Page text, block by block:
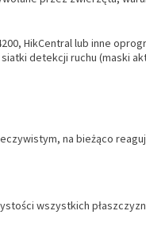
HikCentral lub inne
detekcji ruchu (maski
na bieżąco
wszystkich